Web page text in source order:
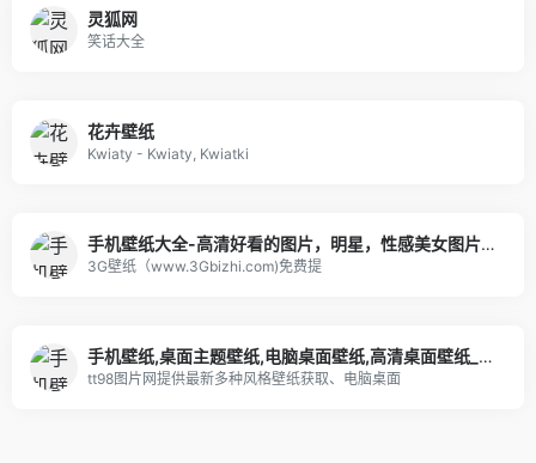
灵狐网
笑话大全
花卉壁纸
Kwiaty - Kwiaty, Kwiatki
手机壁纸大全-高清好看的图片，明星，性感美女图片大全
3G壁纸（www.3Gbizhi.com)免费提
手机壁纸,桌面主题壁纸,电脑桌面壁纸,高清桌面壁纸_精选图片
tt98图片网提供最新多种风格壁纸获取、电脑桌面